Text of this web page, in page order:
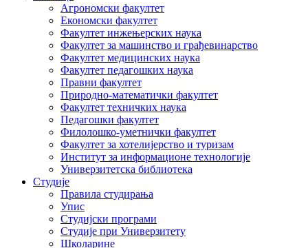
Агрономски факултет
Економски факултет
Факултет инжењерских наука
Факултет за машинство и грађевинарство
Факултет медицинских наука
Факултет педагошких наука
Правни факултет
Природно-математички факултет
Факултет техничких наука
Педагошки факултет
Филолошко-уметнички факултет
Факултет за хотелијерство и туризам
Институт за информационе технологије
Универзитетска библиотека
Студије
Правила студирања
Упис
Студијски програми
Студије при Универзитету
Школарине